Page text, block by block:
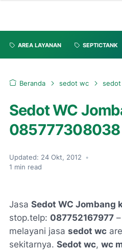
AREA LAYANAN SEPTICTANK
Beranda sedot wc sedot
Sedot WC
085777308038
Updated: 24 Okt, 2012
•
1 min read
Jasa Sedot WC Jombang
stop.telp: 087752167977 –
melayani jasa sedot wc
sekitarnya. Sedot wc, wc